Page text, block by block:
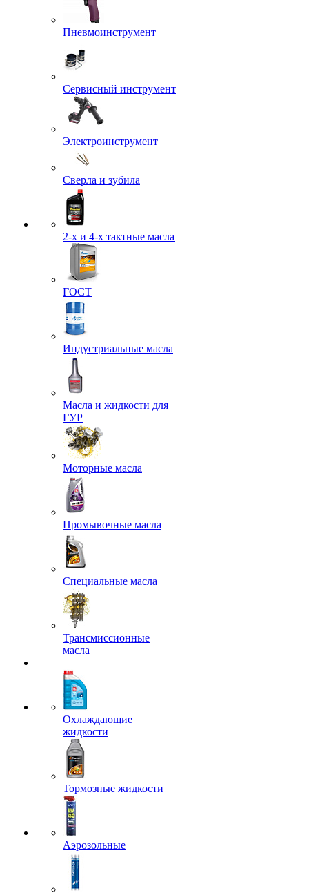
Пневмоинструмент
Сервисный инструмент
Электроинструмент
Сверла и зубила
2-х и 4-х тактные масла
ГОСТ
Индустриальные масла
Масла и жидкости для
ГУР
Моторные масла
Промывочные масла
Специальные масла
Трансмиссионные
масла
Охлаждающие
жидкости
Тормозные жидкости
Аэрозольные